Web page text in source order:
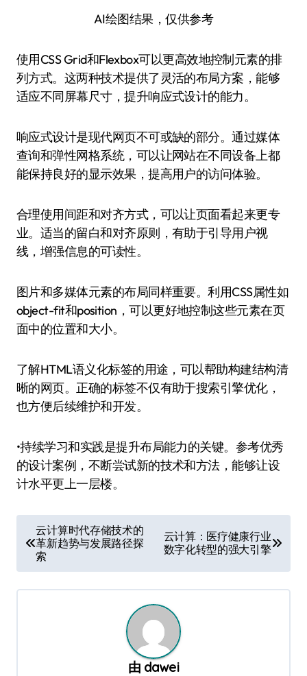
AI绘图结果，仅供参考
使用CSS Grid和Flexbox可以更高效地控制元素的排
列方式。这两种技术提供了灵活的布局方案，能够
适应不同屏幕尺寸，提升响应式设计的能力。
响应式设计是现代网页不可或缺的部分。通过媒体
查询和弹性网格系统，可以让网站在不同设备上都
能保持良好的显示效果，提高用户的访问体验。
合理使用间距和对齐方式，可以让页面看起来更专
业。适当的留白和对齐原则，有助于引导用户视
线，增强信息的可读性。
图片和多媒体元素的布局同样重要。利用CSS属性如
object-fit和position，可以更好地控制这些元素在页
面中的位置和大小。
了解HTML语义化标签的用途，可以帮助构建结构清
晰的网页。正确的标签不仅有助于搜索引擎优化，
也方便后续维护和开发。
•持续学习和实践是提升布局能力的关键。参考优秀
的设计案例，不断尝试新的技术和方法，能够让设
计水平更上一层楼。
章
导
航
云计算时代存储技术的
革新趋势与发展路径探
索
云计算：医疗健康行业
数字化转型的强大引擎
由 dawei